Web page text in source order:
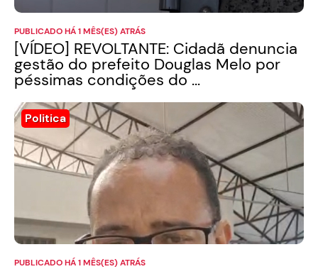
PUBLICADO HÁ 1 MÊS(ES) ATRÁS
[VÍDEO] REVOLTANTE: Cidadã denuncia
gestão do prefeito Douglas Melo por
péssimas condições do ...
Politica
PUBLICADO HÁ 1 MÊS(ES) ATRÁS